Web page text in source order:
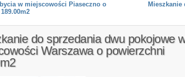
w miejscowości Piaseczno o
do sprzedania dwu pokojowe
Warszawa o powierzchni